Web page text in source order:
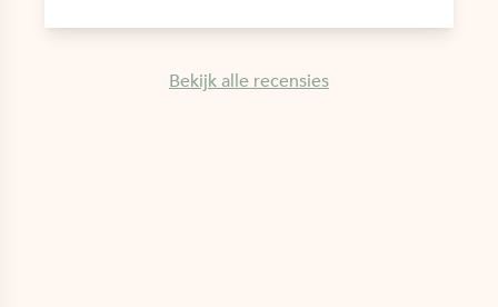
Bekijk alle recensies